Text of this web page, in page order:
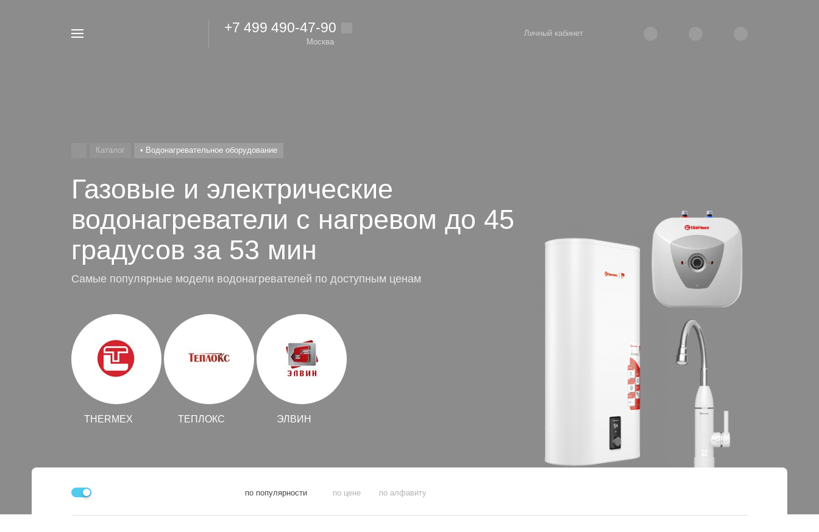
+7 499 490-47-90
Москва
Личный кабинет
Каталог • Водонагревательное оборудование
Газовые и электрические
водонагреватели с нагревом до 45
градусов за 53 мин
Самые популярные модели водонагревателей по доступным ценам
THERMEX ТЕПЛОКС ЭЛВИН
по популярности по цене по алфавиту